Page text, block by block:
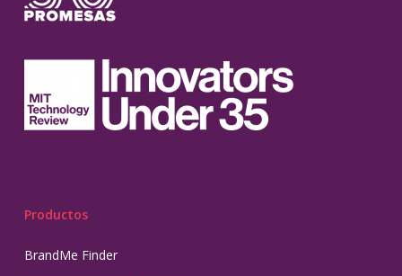
Productos
BrandMe Finder